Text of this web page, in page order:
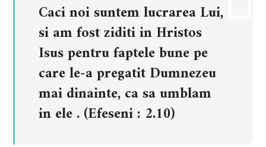
Caci noi suntem lucrarea Lui,
si am fost ziditi in Hristos
Isus pentru faptele bune pe
care le-a pregatit Dumnezeu
mai dinainte, ca sa umblam
in ele . (Efeseni : 2.10)